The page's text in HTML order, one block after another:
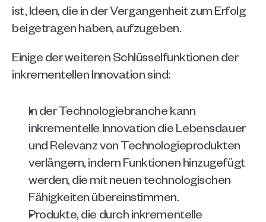
ist, Ideen, die in der Vergangenheit zum Erfolg
beigetragen haben, aufzugeben.
Einige der weiteren Schlüsselfunktionen der
inkrementellen Innovation sind:
In der Technologiebranche kann
inkrementelle Innovation die Lebensdauer
und Relevanz von Technologieprodukten
verlängern, indem Funktionen hinzugefügt
werden, die mit neuen technologischen
Fähigkeiten übereinstimmen.
Produkte, die durch inkrementelle